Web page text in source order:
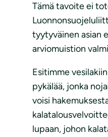
Tämä tavoite ei
tyytyväinen asian
arviomuistion
Esitimme
pykälää, jonka
voisi
lupaan, johon